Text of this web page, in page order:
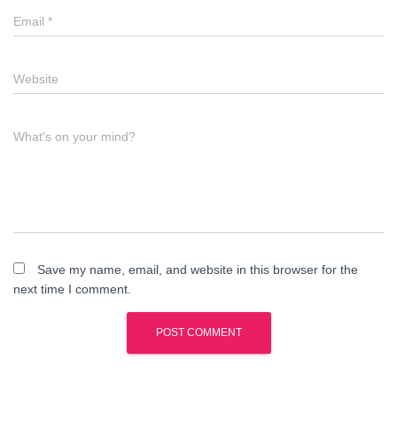
Email *
Website
What's on your mind?
Save my name, email, and website in this browser for the
next time I comment.